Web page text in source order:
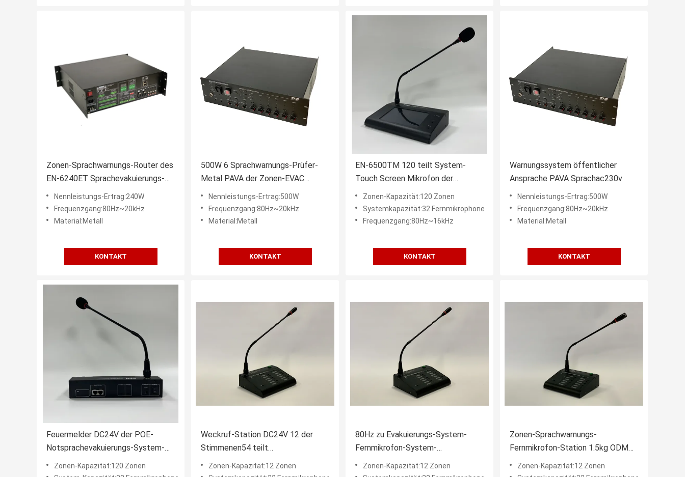
Zonen-Sprachwarnungs-Router des
EN-6240ET Sprachevakuierungs-
System-AC115V 6
Nennleistungs-Ertrag:240W
Frequenzgang:80Hz~20kHz
Material:Metall
KONTAKT
500W 6 Sprachwarnungs-Prüfer-
Metal PAVA der Zonen-EVAC
System-Verstärker
Nennleistungs-Ertrag:500W
Frequenzgang:80Hz~20kHz
Material:Metall
KONTAKT
EN-6500TM 120 teilt System-
Touch Screen Mikrofon der
Sprachevakuierungs-System-Pava
in Zonen auf
Zonen-Kapazität:120 Zonen
Systemkapazität:32 Fernmikrophone
Frequenzgang:80Hz~16kHz
KONTAKT
Warnungssystem öffentlicher
Ansprache PAVA Sprachac230v
Nennleistungs-Ertrag:500W
Frequenzgang:80Hz~20kHz
Material:Metall
KONTAKT
Feuermelder DC24V der POE-
Notsprachevakuierungs-System-
EVAC
Zonen-Kapazität:120 Zonen
Weckruf-Station DC24V 12 der
Stimmenen54 teilt
Fernausrufungsmikrofon in Zonen
auf
Zonen-Kapazität:12 Zonen
80Hz zu Evakuierungs-System-
Fernmikrofon-System-
Reihenschaltung ODM der
Stimmen16khz
Zonen-Kapazität:12 Zonen
Zonen-Sprachwarnungs-
Fernmikrofon-Station 1.5kg ODM
EN54
Zonen-Kapazität:12 Zonen